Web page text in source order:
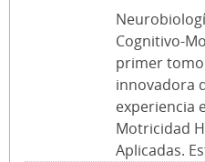
Cognitivo-
primer
innovadora
experiencia
Motricidad
Aplicadas.